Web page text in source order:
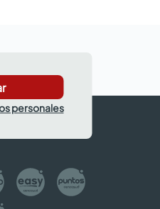
personales